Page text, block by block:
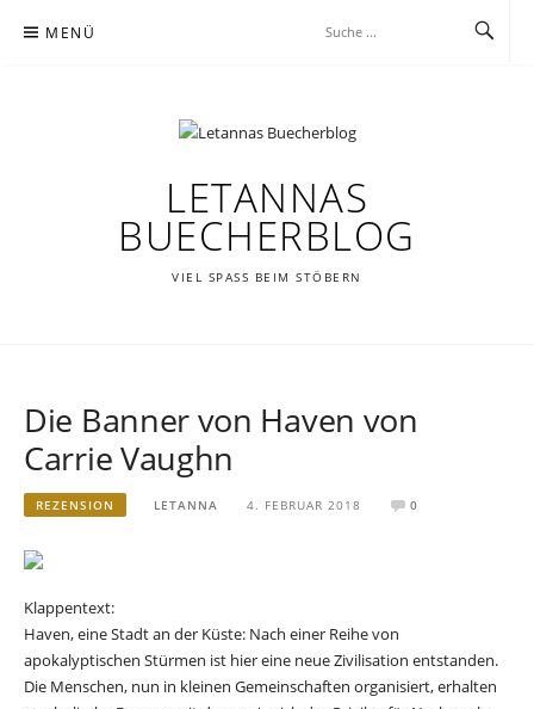
Inhalt MENÜ
LETANNAS
BUECHERBLOG
VIEL SPASS BEIM STÖBERN
Die Banner von Haven von
Carrie Vaughn
REZENSION LETANNA 4. FEBRUAR 2018 0
Klappentext:
Haven, eine Stadt an der Küste: Nach einer Reihe von
apokalyptischen Stürmen ist hier eine neue Zivilisation entstanden.
Die Menschen, nun in kleinen Gemeinschaften organisiert, erhalten